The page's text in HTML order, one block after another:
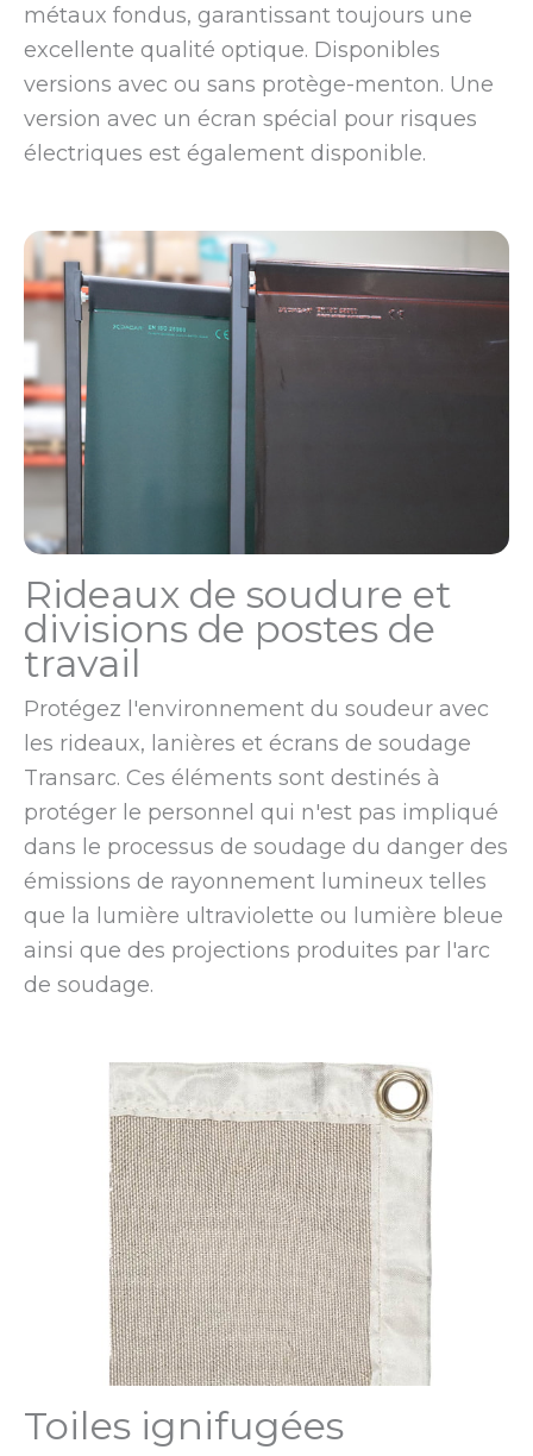
métaux fondus, garantissant toujours une
excellente qualité optique. Disponibles
versions avec ou sans protège-menton. Une
version avec un écran spécial pour risques
électriques est également disponible.
Rideaux de soudure et
divisions de postes de
travail
Protégez l'environnement du soudeur avec
les rideaux, lanières et écrans de soudage
Transarc. Ces éléments sont destinés à
protéger le personnel qui n'est pas impliqué
dans le processus de soudage du danger des
émissions de rayonnement lumineux telles
que la lumière ultraviolette ou lumière bleue
ainsi que des projections produites par l'arc
de soudage.
Toiles ignifugées